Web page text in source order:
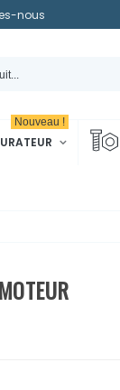
nous
Nouveau !